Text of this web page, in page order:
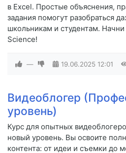
в Excel. Простые объяснения,
задания помогут разобраться
школьникам и студентам. Начни
Science!
— 19.06.2025 12:01
Видеоблогер
уровень)
Курс для опытных
новый уровень. Вы освоите
контента: от идеи и съемки до